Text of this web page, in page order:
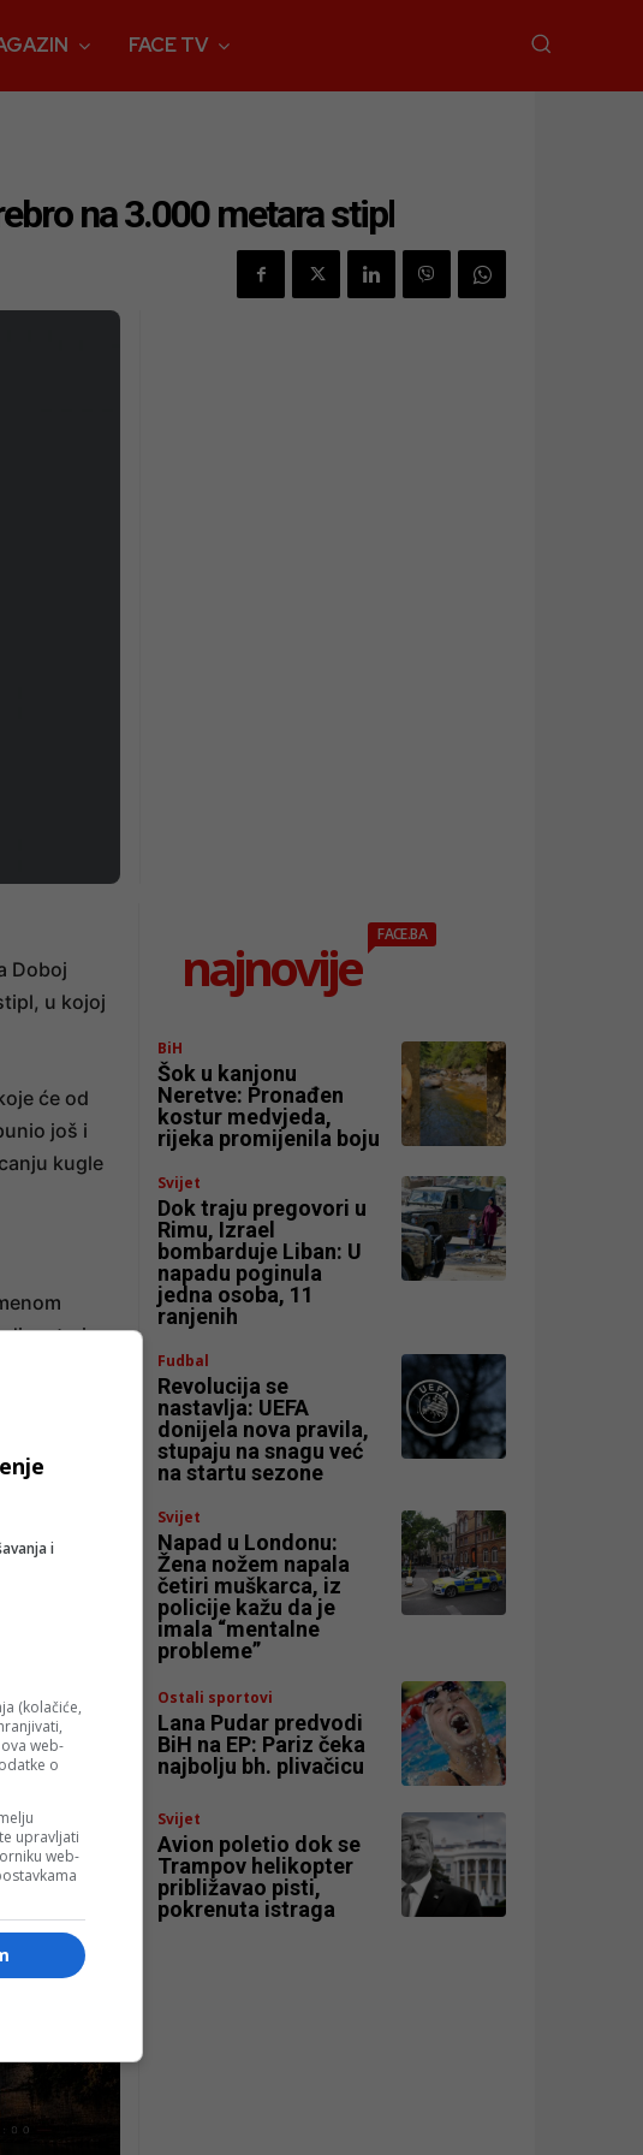
FACE TV
na 3.000 metara stipl
Doboj
u kojoj
će od
još i
kugle
u trci na
era
najnovije
FACE.BA
BiH
Šok u kanjonu
Neretve: Pronađen
kostur medvjeda,
rijeka promijenila boju
Svijet
Dok traju pregovori u
Rimu, Izrael
bombarduje Liban: U
napadu poginula
jedna osoba, 11
ranjenih
Fudbal
Revolucija se
nastavlja: UEFA
donijela nova pravila,
stupaju na snagu već
na startu sezone
Svijet
Napad u Londonu:
Žena nožem napala
četiri muškarca, iz
policije kažu da je
imala “mentalne
probleme”
Ostali sportovi
Lana Pudar predvodi
BiH na EP: Pariz čeka
najbolju bh. plivačicu
Svijet
Avion poletio dok se
Trampov helikopter
približavao pisti,
pokrenuta istraga
i
(kolačiće,
web-
o
upravljati
web-